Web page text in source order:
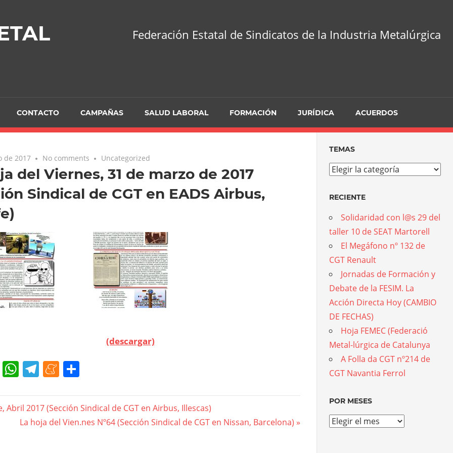
Federación Estatal de Sindicatos de la Industria Metalúrgica
CONTACTO CAMPAÑAS SALUD LABORAL FORMACIÓN JURÍDICA ACUERDOS
de 2017 No comments Uncategorized
del Viernes, 31 de marzo de 2017
Sindical de CGT en EADS Airbus,
(descargar)
Twitter
WhatsApp
Telegram
Meneame
Abril 2017 (Sección Sindical de CGT en Airbus, Illescas)
Next
La hoja del Vien.nes Nº64 (Sección Sindical de CGT en Nissan, Barcelona)
TEMAS
Temas
RECIENTE
Solidaridad con l@s 29 del
taller 10 de SEAT Martorell
El Megáfono nº 132 de
CGT Renault
Jornadas de Formación y
Debate de la FESIM. La
Acción Directa Hoy (CAMBIO
DE FECHAS)
Hoja FEMEC (Federació
Metal-lúrgica de Catalunya
A Folla da CGT nº214 de
CGT Navantia Ferrol
POR MESES
Por